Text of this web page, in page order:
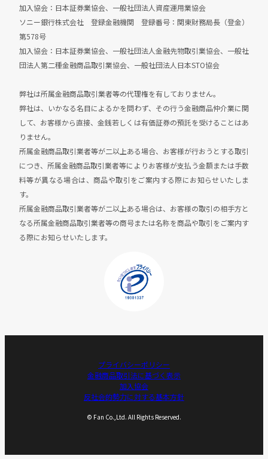
加入協会：日本証券業協会、一般社団法人資産運用業協会
ソニー銀行株式会社 登録金融機関 登録番号：関東財務局長（登金）
第578号
加入協会：日本証券業協会、一般社団法人金融先物取引業協会、一般社
団法人第二種金融商品取引業協会、一般社団法人日本STO協会
弊社は所属金融商品取引業者等の代理権を有しておりません。
弊社は、いかなる名目によるかを問わず、その行う金融商品仲介業に関
して、お客様から直接、金銭若しくは有価証券の預託を受けることはあ
りません。
所属金融商品取引業者等が二以上ある場合、お客様が行おうとする取引
につき、所属金融商品取引業者等によりお客様が支払う金額または手数
料等が異なる場合は、 商品や取引をご案内する際にお知らせいたしま
す。
所属金融商品取引業者等が二以上ある場合は、お客様の取引の相手方と
なる所属金融商品取引業者等の商号または名称を商品や取引をご案内す
る際にお知らせいたします。
プライバシーポリシー
金融商品取引法に基づく表示
加入協会
反社会的勢力に対する基本方針
© Fan Co.,Ltd. All Rights Reserved.